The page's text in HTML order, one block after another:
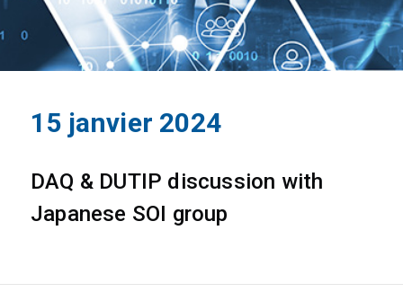
15 janvier 2024
DAQ & DUTIP discussion with
Japanese SOI group